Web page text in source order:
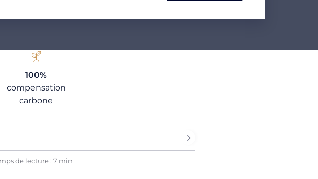
100%
compensation
carbone
de lecture : 7 min